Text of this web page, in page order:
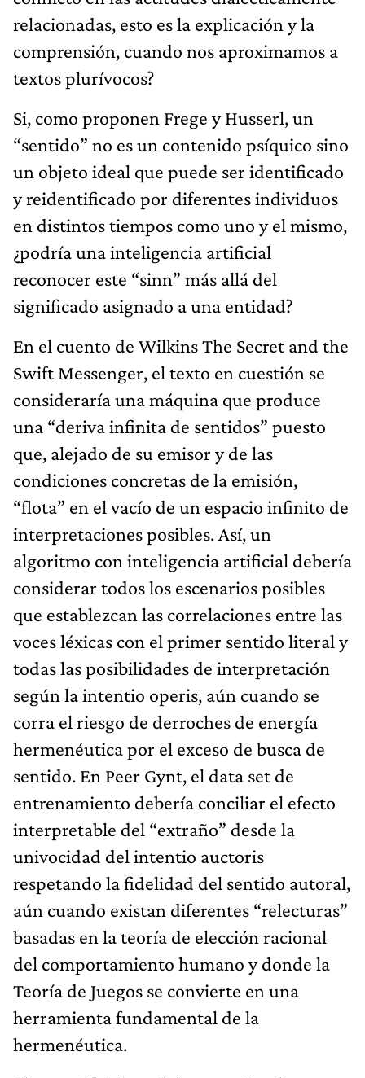
relacionadas, esto es la explicación y la
comprensión, cuando nos aproximamos a
textos plurívocos?
Si, como proponen Frege y Husserl, un
“sentido” no es un contenido psíquico sino
un objeto ideal que puede ser identificado
y reidentificado por diferentes individuos
en distintos tiempos como uno y el mismo,
¿podría una inteligencia artificial
reconocer este “sinn” más allá del
significado asignado a una entidad?
En el cuento de Wilkins The Secret and the
Swift Messenger, el texto en cuestión se
consideraría una máquina que produce
una “deriva infinita de sentidos” puesto
que, alejado de su emisor y de las
condiciones concretas de la emisión,
“flota” en el vacío de un espacio infinito de
interpretaciones posibles. Así, un
algoritmo con inteligencia artificial debería
considerar todos los escenarios posibles
que establezcan las correlaciones entre las
voces léxicas con el primer sentido literal y
todas las posibilidades de interpretación
según la intentio operis, aún cuando se
corra el riesgo de derroches de energía
hermenéutica por el exceso de busca de
sentido. En Peer Gynt, el data set de
entrenamiento debería conciliar el efecto
interpretable del “extraño” desde la
univocidad del intentio auctoris
respetando la fidelidad del sentido autoral,
aún cuando existan diferentes “relecturas”
basadas en la teoría de elección racional
del comportamiento humano y donde la
Teoría de Juegos se convierte en una
herramienta fundamental de la
hermenéutica.